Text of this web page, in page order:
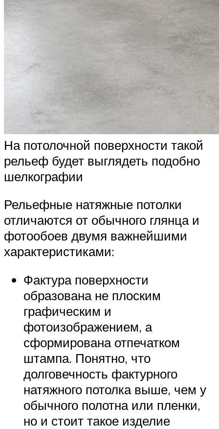
На потолочной поверхности такой
рельеф будет выглядеть подобно
шелкографии
Рельефные натяжные потолки
отличаются от обычного глянца и
фотообоев двумя важнейшими
характеристиками:
Фактура поверхности
образована не плоским
графическим и
фотоизображением, а
сформирована отпечатком
штампа. Понятно, что
долговечность фактурного
натяжного потолка выше, чем у
обычного полотна или пленки,
но и стоит такое изделие